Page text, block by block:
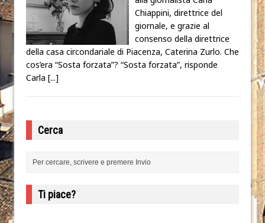
Chiappini, direttrice del
giornale, e grazie al
consenso della direttrice
della casa circondariale di Piacenza, Caterina Zurlo. Che
cos’era “Sosta forzata”? “Sosta forzata”, risponde
Carla [...]
Cerca
Ti piace?